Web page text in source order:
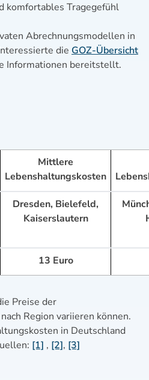
komfortables Tragegefühl
Abrechnungsmodellen in
die GOZ-Übersicht
Informationen bereitstellt.
Mittlere
Lebenshaltungskosten
Dresden, Bielefeld,
Kaiserslautern
13 Euro
Preise der
Region variieren können.
in Deutschland
[1] , [2], [3]